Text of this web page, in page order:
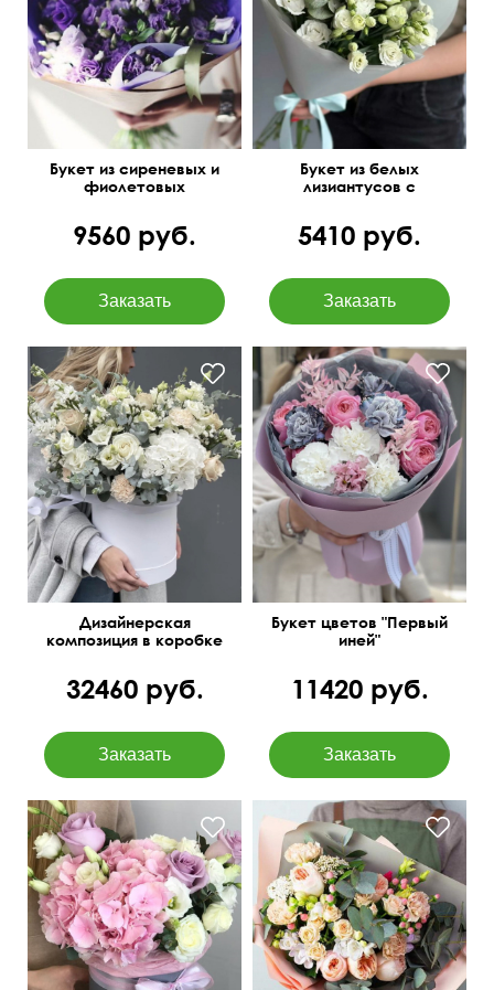
Букет из сиреневых и
фиолетовых
9560 руб.
Букет из белых
лизиантусов с
5410 руб.
Эустома, диантусы, розы,
эвкалипт baby blue,
статица
Дизайнерская
композиция в коробке
32460 руб.
С эустомой,
пионовидными розами
Остин, диантусами и
фисташкой.
Букет цветов "Первый
иней"
11420 руб.
Фиолетовые розы
Эквадор, розовая
гидрангия, белые
лизиантусы.
Композиция из премиум
цветов